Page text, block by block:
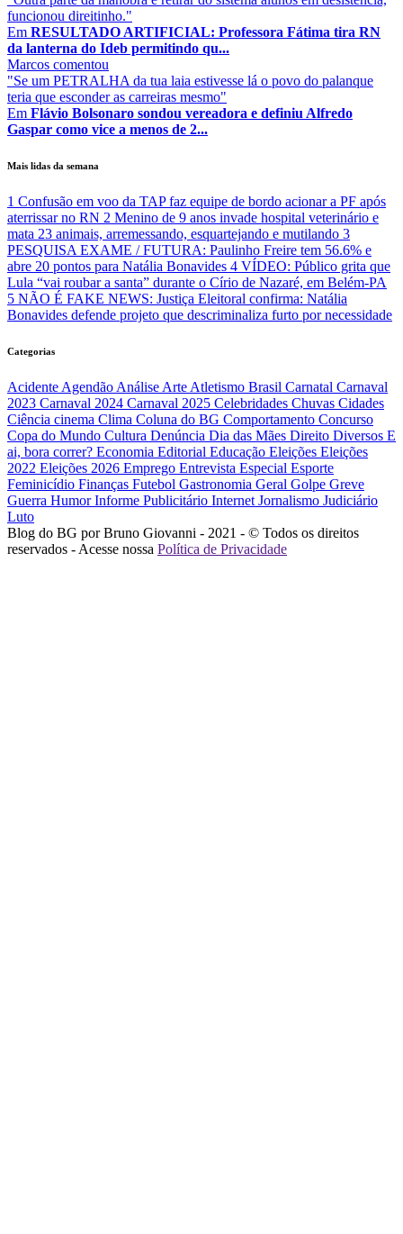
funcionou direitinho."
Em RESULTADO ARTIFICIAL: Professora Fátima tira RN
da lanterna do Ideb permitindo qu...
Marcos comentou
"Se um PETRALHA da tua laia estivesse lá o povo do palanque
teria que esconder as carreiras mesmo"
Em Flávio Bolsonaro sondou vereadora e definiu Alfredo
Gaspar como vice a menos de 2...
Mais lidas da semana
1 Confusão em voo da TAP faz equipe de bordo acionar a PF após
aterrissar no RN 2 Menino de 9 anos invade hospital veterinário e
mata 23 animais, arremessando, esquartejando e mutilando 3
PESQUISA EXAME / FUTURA: Paulinho Freire tem 56.6% e
abre 20 pontos para Natália Bonavides 4 VÍDEO: Público grita que
Lula “vai roubar a santa” durante o Círio de Nazaré, em Belém-PA
5 NÃO É FAKE NEWS: Justiça Eleitoral confirma: Natália
Bonavides defende projeto que descriminaliza furto por necessidade
Categorias
Acidente Agendão Análise Arte Atletismo Brasil Carnatal Carnaval
2023 Carnaval 2024 Carnaval 2025 Celebridades Chuvas Cidades
Ciência cinema Clima Coluna do BG Comportamento Concurso
Copa do Mundo Cultura Denúncia Dia das Mães Direito Diversos E
ai, bora correr? Economia Editorial Educação Eleições Eleições
2022 Eleições 2026 Emprego Entrevista Especial Esporte
Feminicídio Finanças Futebol Gastronomia Geral Golpe Greve
Guerra HumorInforme Publicitário Internet Jornalismo Judiciário
Luto
Blog do BG por Bruno Giovanni - 2021 - © Todos os direitos
reservados - Acesse nossa Política de Privacidade